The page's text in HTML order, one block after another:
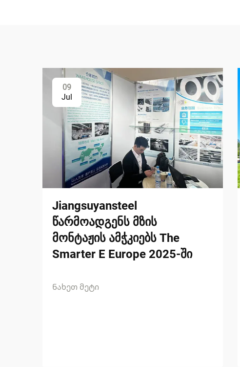
09
Jul
Jiangsuyansteel
წარმოადგენს მზის
მონტაჟის ამჭკიებს The
Smarter E Europe 2025-ში
Ნახეთ მეტი